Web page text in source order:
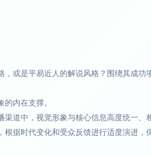
或是平易近人的解说风格？围绕其成功
内在支撑。
道中，视觉形象与核心信息高度统一、
据时代变化和受众反馈进行适度演进，